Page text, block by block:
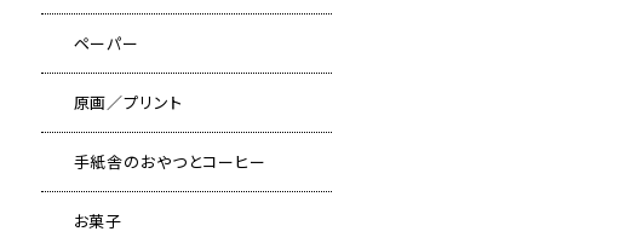
ペーパー
原画／プリント
手紙舎のおやつとコーヒー
お菓子